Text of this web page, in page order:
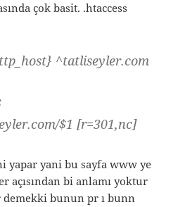
çok basit. .htaccess
^tatliseyler.com
$1 [r=301,nc]
yapar yani bu sayfa www ye
açısından bi anlamı yoktur
demekki bunun pr ı bunn